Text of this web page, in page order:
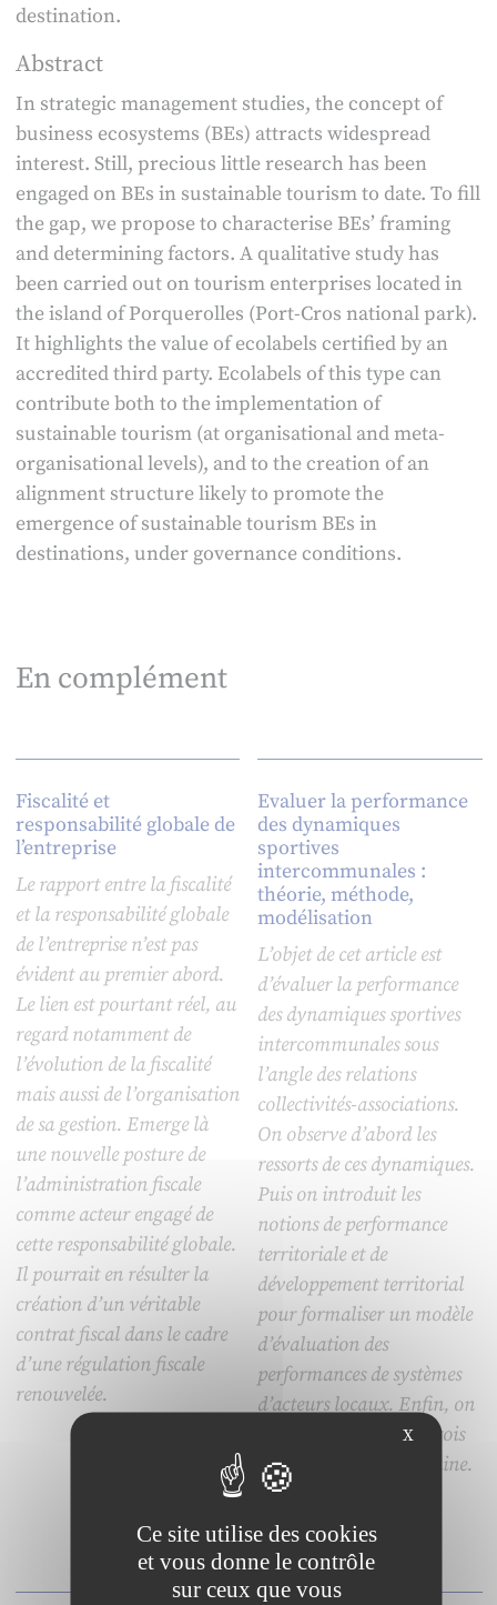
destination.
Abstract
In strategic management studies, the concept of
business ecosystems (BEs) attracts widespread
interest. Still, precious little research has been
engaged on BEs in sustainable tourism to date. To fill
the gap, we propose to characterise BEs’ framing
and determining factors. A qualitative study has
been carried out on tourism enterprises located in
the island of Porquerolles (Port-Cros national park).
It highlights the value of ecolabels certified by an
accredited third party. Ecolabels of this type can
contribute both to the implementation of
sustainable tourism (at organisational and meta-
organisational levels), and to the creation of an
alignment structure likely to promote the
emergence of sustainable tourism BEs in
destinations, under governance conditions.
En complément
Fiscalité et
responsabilité globale de
l’entreprise
Le rapport entre la fiscalité
et la responsabilité globale
de l’entreprise n’est pas
évident au premier abord.
Le lien est pourtant réel, au
regard notamment de
l’évolution de la fiscalité
mais aussi de l’organisation
de sa gestion. Emerge là
une nouvelle posture de
l’administration fiscale
comme acteur engagé de
cette responsabilité globale.
Il pourrait en résulter la
création d’un véritable
contrat fiscal dans le cadre
d’une régulation fiscale
renouvelée.
Evaluer la performance
des dynamiques
sportives
intercommunales :
théorie, méthode,
modélisation
L’objet de cet article est
d’évaluer la performance
des dynamiques sportives
intercommunales sous
l’angle des relations
collectivités-associations.
On observe d’abord les
ressorts de ces dynamiques.
Puis on introduit les
notions de performance
territoriale et de
développement territorial
pour formaliser un modèle
d’évaluation des
performances de systèmes
d’acteurs locaux. Enfin, on
applique ce modèle à trois
territoires d’Ille-et-Vilaine.
X
Ce site utilise des cookies
et vous donne le contrôle
sur ceux que vous